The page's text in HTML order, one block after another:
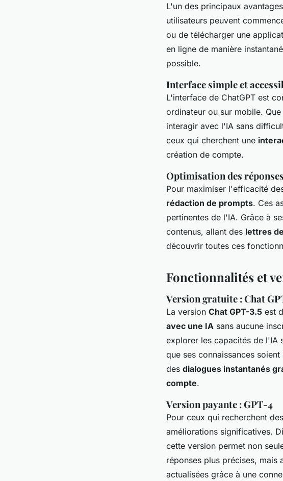
L'un des principaux
utilisateurs peuvent
ou de télécharger une
en ligne de manière
possible.
Interface simple et
L'interface de ChatGPT est
ordinateur ou sur mobile.
interagir avec l'IA sans
ceux qui cherchent une
création de compte.
Optimisation des
Pour maximiser l'efficacité
rédaction de prompts. Ces
pertinentes de l'IA. Grâce à
contenus, allant des lettres
découvrir toutes ces
Fonctionnalités et
Version gratuite : Chat
La version Chat GPT-3.5 est
avec une IA sans aucune
explorer les capacités de l'IA
que ses connaissances
des dialogues instantanés
compte.
Version payante : GPT-4
Pour ceux qui recherchent
améliorations significatives.
cette version permet non
réponses plus précises,
actualisées grâce à une